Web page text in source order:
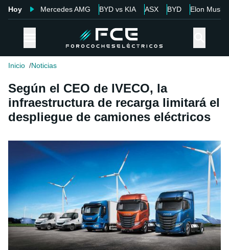
Hoy Mercedes AMG BYD vs KIA ASX BYD Elon Musk
Inicio Noticias
Según el CEO de IVECO, la
infraestructura de recarga limitará el
despliegue de camiones eléctricos